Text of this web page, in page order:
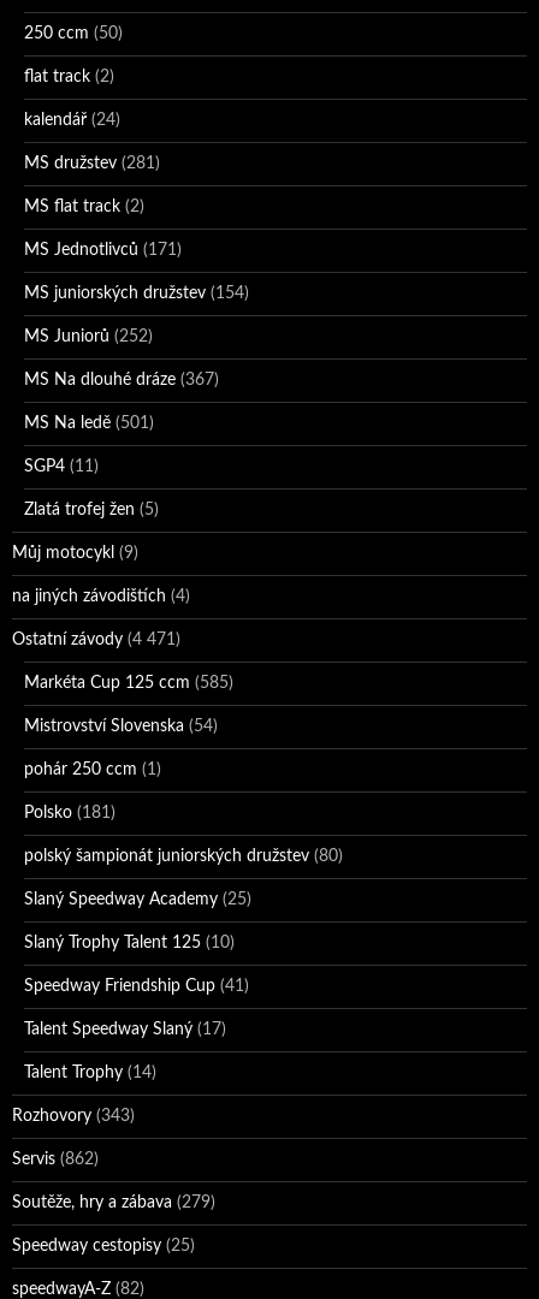
250 ccm (50)
flat track (2)
kalendář (24)
MS družstev (281)
MS flat track (2)
MS Jednotlivců (171)
MS juniorských družstev (154)
MS Juniorů (252)
MS Na dlouhé dráze (367)
MS Na ledě (501)
SGP4 (11)
Zlatá trofej žen (5)
Můj motocykl (9)
na jiných závodištích (4)
Ostatní závody (4 471)
Markéta Cup 125 ccm (585)
Mistrovství Slovenska (54)
pohár 250 ccm (1)
Polsko (181)
polský šampionát juniorských družstev (80)
Slaný Speedway Academy (25)
Slaný Trophy Talent 125 (10)
Speedway Friendship Cup (41)
Talent Speedway Slaný (17)
Talent Trophy (14)
Rozhovory (343)
Servis (862)
Soutěže, hry a zábava (279)
Speedway cestopisy (25)
speedwayA-Z (82)